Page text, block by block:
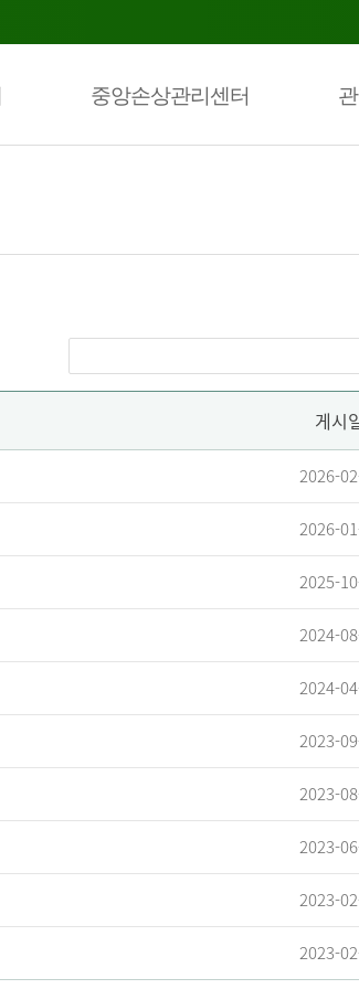
중앙손상관리센터
게시
2026-
2026-
2025-
2024-
2024-
2023-
2023-
2023-
2023-
2023-